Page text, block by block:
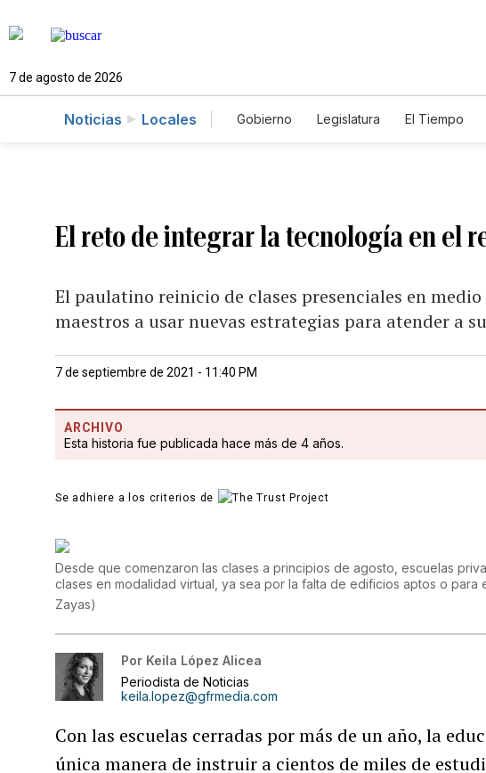
7 de agosto de 2026
Noticias Locales Gobierno Legislatura El Tiempo
El reto de integrar la tecnología en el
El paulatino reinicio de clases presenciales en
maestros a usar nuevas estrategias para atender a
7 de septiembre de 2021 - 11:40 PM
ARCHIVO
Esta historia fue publicada hace más de 4 años.
Se adhiere a los criterios de
Desde que comenzaron las clases a principios de agosto, escuelas
clases en modalidad virtual, ya sea por la falta de edificios aptos o para
Zayas)
Por Keila López Alicea
Periodista de Noticias
keila.lopez@gfrmedia.com
Con las escuelas cerradas por más de un año, la
única manera de instruir a cientos de miles de